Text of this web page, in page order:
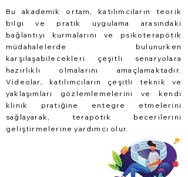
Bu akademik ortam, katılımcıların teorik
bilgi ve pratik uygulama arasındaki
bağlantıyı kurmalarını ve psikoterapötik
müdahalelerde bulunurken
karşılaşabilecekleri çeşitli senaryolara
hazırlıklı olmalarını amaçlamaktadır.
Videolar, katılımcıların çeşitli teknik ve
yaklaşımları gözlemlemelerini ve kendi
klinik pratiğine entegre etmelerini
sağlayarak, terapötik becerilerini
geliştirmelerine yardımcı olur.